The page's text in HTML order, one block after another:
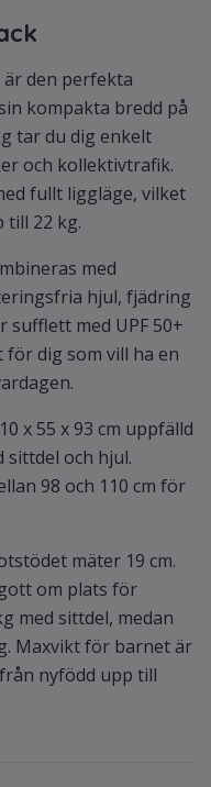
är den perfekta
kompakta bredd på
tar du dig enkelt
och kollektivtrafik.
fullt liggläge, vilket
till 22 kg.
med
hjul, fjädring
sufflett med UPF 50+
dig som vill ha en
x 55 x 93 cm uppfälld
sittdel och hjul.
98 och 110 cm för
mäter 19 cm.
om plats för
med sittdel, medan
Maxvikt för barnet är
nyfödd upp till